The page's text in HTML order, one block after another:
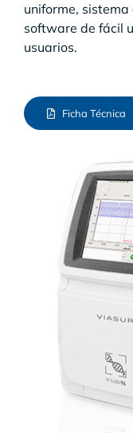
uniforme,
software de fácil
usuarios.
Ficha Técnica